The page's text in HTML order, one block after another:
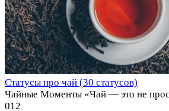
Статусы про чай (30 статусов)
Чайные Моменты «Чай — это не
012